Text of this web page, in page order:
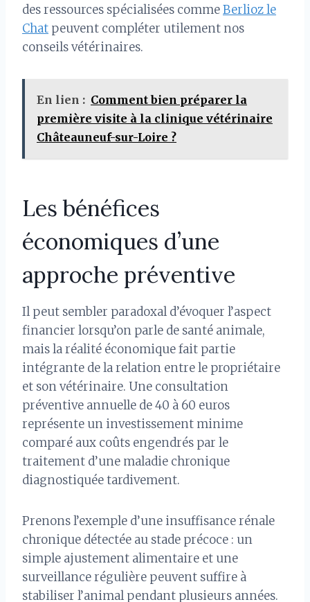
des ressources spécialisées commeBerlioz le
Chat peuvent compléter utilement nos
conseils vétérinaires.
En lien : Comment bien préparer la
première visite à la clinique vétérinaire
Châteauneuf-sur-Loire ?
Les bénéfices
économiques d’une
approche préventive
Il peut sembler paradoxal d’évoquer l’aspect
financier lorsqu’on parle de santé animale,
mais la réalité économique fait partie
intégrante de la relation entre le propriétaire
et son vétérinaire. Une consultation
préventive annuelle de 40 à 60 euros
représente un investissement minime
comparé aux coûts engendrés par le
traitement d’une maladie chronique
diagnostiquée tardivement.
Prenons l’exemple d’une insuffisance rénale
chronique détectée au stade précoce : un
simple ajustement alimentaire et une
surveillance régulière peuvent suffire à
stabiliser l’animal pendant plusieurs années.